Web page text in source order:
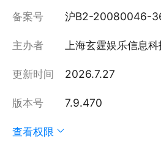
备案号 沪B2-20080046-
主办者 上海玄霆娱乐信息
更新时间 2026.7.27
版本号 7.9.470
查看权限